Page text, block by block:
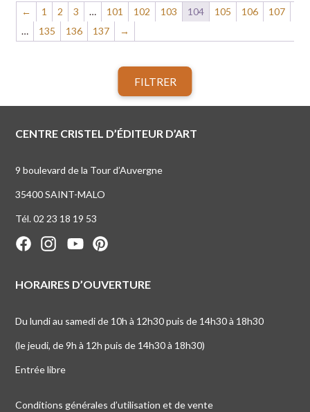
← 1 2 3 … 101 102 103 104 105 106
107
…
135 136 137 →
FILTRER
CENTRE CRISTEL D’ÉDITEUR D’ART
9 boulevard de la Tour d’Auvergne
35400 SAINT-MALO
Tél. 02 23 18 19 53
HORAIRES D’OUVERTURE
Du lundi au samedi de 10h à 12h30 puis de 14h30 à 18h30
(le jeudi, de 9h à 12h puis de 14h30 à 18h30)
Entrée libre
Conditions générales d’utilisation et de vente